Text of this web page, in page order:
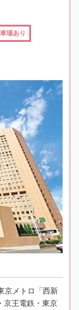
場あり
京メトロ「西新
王電鉄・東京